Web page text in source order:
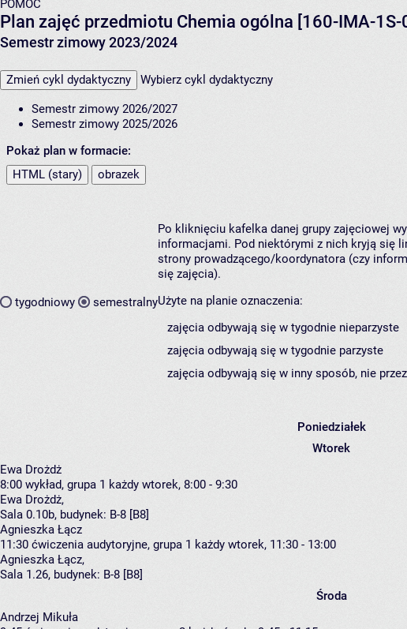
POMOC
Plan zajęć przedmiotu Chemia ogólna [160-IMA-1S-
Semestr zimowy 2023/2024
Zmień cykl dydaktyczny Wybierz cykl dydaktyczny
Semestr zimowy 2026/2027
Semestr zimowy 2025/2026
Pokaż plan w formacie:
HTML (stary)
obrazek
tygodniowy semestralny
Po kliknięciu kafelka danej grupy zajęciowej
informacjami. Pod niektórymi z nich kryją się
strony prowadzącego/koordynatora (czy
się zajęcia).
Użyte na planie oznaczenia:
zajęcia odbywają się w tygodnie nieparzyste
zajęcia odbywają się w tygodnie parzyste
zajęcia odbywają się w inny sposób, nie
Poniedziałek
Wtorek
Ewa Drożdż
8:00 wykład, grupa 1 każdy wtorek, 8:00 - 9:30
Ewa Drożdż,
Sala 0.10b, budynek: B-8 [B8]
Agnieszka Łącz
11:30 ćwiczenia audytoryjne, grupa 1 każdy wtorek, 11:30 - 13:00
Agnieszka Łącz,
Sala 1.26, budynek: B-8 [B8]
Środa
Andrzej Mikuła